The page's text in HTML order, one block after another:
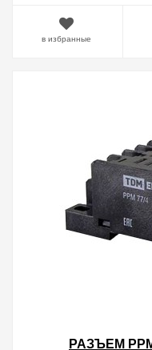
в избранные
РАЗЪЕМ